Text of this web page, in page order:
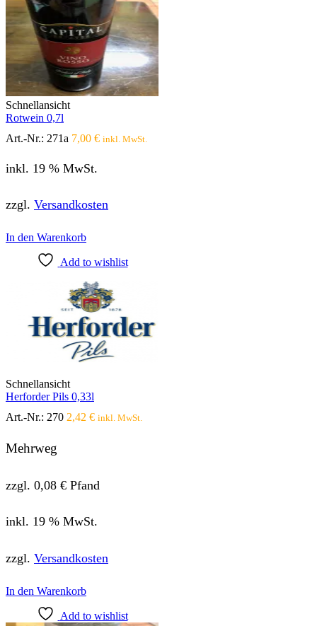
Schnellansicht
Rotwein 0,7l
Art.-Nr.: 271a 7,00 € inkl. MwSt.
inkl. 19 % MwSt.
zzgl. Versandkosten
In den Warenkorb
Add to wishlist
Schnellansicht
Herforder Pils 0,33l
Art.-Nr.: 270 2,42 € inkl. MwSt.
Mehrweg
zzgl. 0,08 € Pfand
inkl. 19 % MwSt.
zzgl. Versandkosten
In den Warenkorb
Add to wishlist